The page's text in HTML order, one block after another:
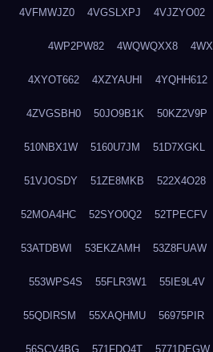
4VFMWJZ0 4VGSLXPJ 4VJZYO02
4WP2PW82 4WQWQXX8
4XYOT662 4XZYAUHI 4YQHH612
4ZVGSBH0 50JO9B1K 50KZ2V9P
510NBX1W 5160U7JM 51D7XGKL
51VJOSDY 51ZE8MKB 522X4O28
52MOA4HC 52SYO0Q2 52TPECFV
53ATDBWI 53EKZAMH 53Z8FUAW
553WPS4S 55FLR3W1 55IE9L4V
55QDIRSM 55XAQHMU 56975PIR
56SCV4BG 571FDQ4T 5771DEGW